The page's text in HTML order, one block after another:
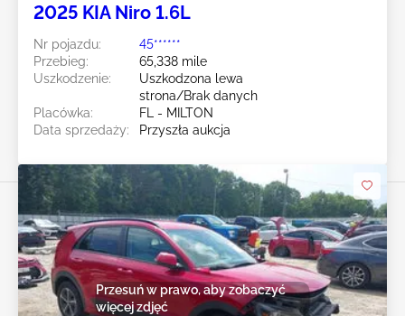
2025 KIA Niro 1.6L
Nr pojazdu:
45******
Przebieg:
65,338 mile
Uszkodzenie:
Uszkodzona lewa
strona/Brak danych
Placówka:
FL - MILTON
Data sprzedaży:
Przyszła aukcja
Przesuń w prawo, aby zobaczyć
więcej zdjęć